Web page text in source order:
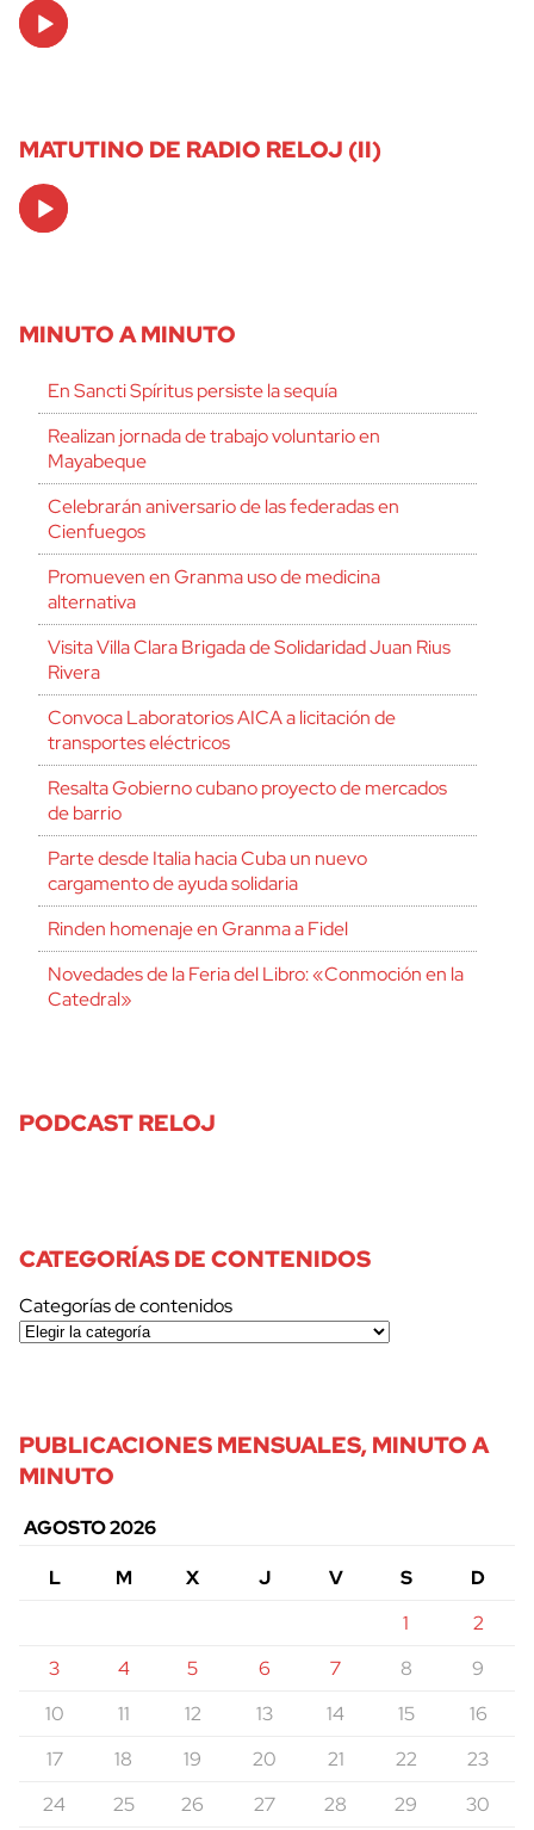
Audio
Player
MATUTINO DE RADIO RELOJ (II)
Audio
Player
MINUTO A MINUTO
En Sancti Spíritus persiste la sequía
Realizan jornada de trabajo voluntario en
Mayabeque
Celebrarán aniversario de las federadas en
Cienfuegos
Promueven en Granma uso de medicina
alternativa
Visita Villa Clara Brigada de Solidaridad Juan Rius
Rivera
Convoca Laboratorios AICA a licitación de
transportes eléctricos
Resalta Gobierno cubano proyecto de mercados
de barrio
Parte desde Italia hacia Cuba un nuevo
cargamento de ayuda solidaria
Rinden homenaje en Granma a Fidel
Novedades de la Feria del Libro: «Conmoción en la
Catedral»
PODCAST RELOJ
CATEGORÍAS DE CONTENIDOS
Categorías de contenidos
PUBLICACIONES MENSUALES, MINUTO A
MINUTO
AGOSTO 2026
L
M X J V S
D
1
2
3
4 5 6 7 8
9
10
11 12 13 14 15
16
17
18 19 20 21 22
23
24
25 26 27 28 29
30